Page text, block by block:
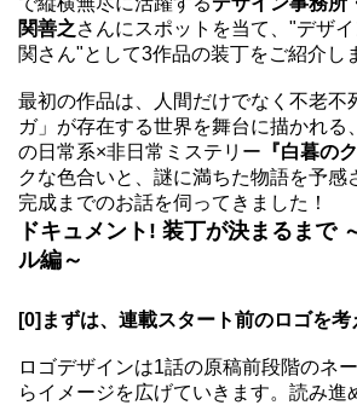
関善之さんにスポットを当て、"デザ
関さん"として3作品の装丁をご紹介し
最初の作品は、人間だけでなく不老不
ガ」が存在する世界を舞台に描かれる
の日常系×非日常ミステリー 『白暮の
クな色合いと、謎に満ちた物語を予感
完成までのお話を伺ってきました！
ドキュメント! 装丁が決まるまで
ル編～
[0]まずは、連載スタート前のロゴを考
ロゴデザインは1話の原稿前段階のネ
らイメージを広げていきます。読み進